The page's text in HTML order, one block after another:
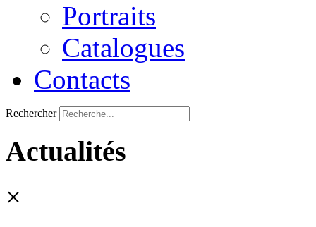
Portraits
Catalogues
Contacts
Rechercher
Actualités
×